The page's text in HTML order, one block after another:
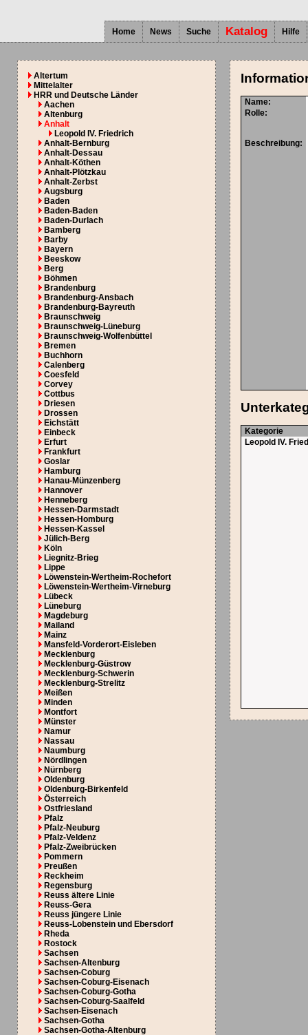
Home News Suche Katalog Hilfe
Altertum
Mittelalter
HRR und Deutsche Länder
Aachen
Altenburg
Anhalt
Leopold IV. Friedrich
Anhalt-Bernburg
Anhalt-Dessau
Anhalt-Köthen
Anhalt-Plötzkau
Anhalt-Zerbst
Augsburg
Baden
Baden-Baden
Baden-Durlach
Bamberg
Barby
Bayern
Beeskow
Berg
Böhmen
Brandenburg
Brandenburg-Ansbach
Brandenburg-Bayreuth
Braunschweig
Braunschweig-Lüneburg
Braunschweig-Wolfenbüttel
Bremen
Buchhorn
Calenberg
Coesfeld
Corvey
Cottbus
Driesen
Drossen
Eichstätt
Einbeck
Erfurt
Frankfurt
Goslar
Hamburg
Hanau-Münzenberg
Hannover
Henneberg
Hessen-Darmstadt
Hessen-Homburg
Hessen-Kassel
Jülich-Berg
Köln
Liegnitz-Brieg
Lippe
Löwenstein-Wertheim-Rochefort
Löwenstein-Wertheim-Virneburg
Lübeck
Lüneburg
Magdeburg
Mailand
Mainz
Mansfeld-Vorderort-Eisleben
Mecklenburg
Mecklenburg-Güstrow
Mecklenburg-Schwerin
Mecklenburg-Strelitz
Meißen
Minden
Montfort
Münster
Namur
Nassau
Naumburg
Nördlingen
Nürnberg
Oldenburg
Oldenburg-Birkenfeld
Österreich
Ostfriesland
Pfalz
Pfalz-Neuburg
Pfalz-Veldenz
Pfalz-Zweibrücken
Pommern
Preußen
Reckheim
Regensburg
Reuss ältere Linie
Reuss-Gera
Reuss jüngere Linie
Reuss-Lobenstein und Ebersdorf
Rheda
Rostock
Sachsen
Sachsen-Altenburg
Sachsen-Coburg
Sachsen-Coburg-Eisenach
Sachsen-Coburg-Gotha
Sachsen-Coburg-Saalfeld
Sachsen-Eisenach
Sachsen-Gotha
Sachsen-Gotha-Altenburg
Name:
Rolle:
Beschreibung:
Kategorie
Leopold IV.